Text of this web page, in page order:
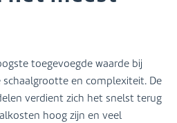
toegevoegde waarde bij
en complexiteit. De
verdient zich het snelst terug
hoog zijn en veel